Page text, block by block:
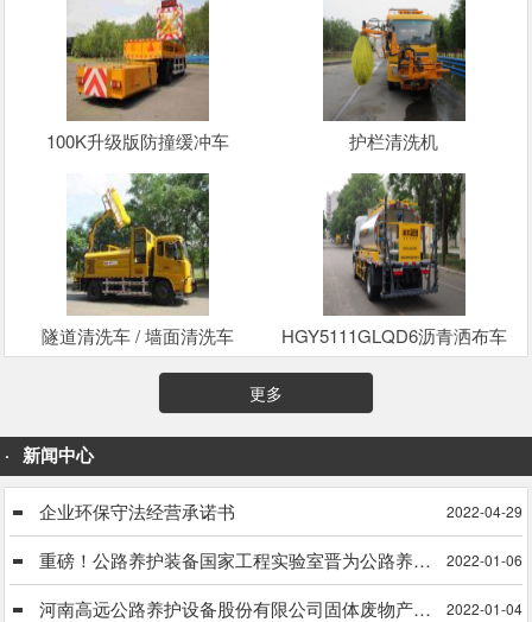
100K升级版防撞缓冲车 护栏清洗机
隧道清洗车 / 墙面清洗车 HGY5111GLQD6沥青洒布车
更多
新闻中心
企业环保守法经营承诺书 2022-04-29
重磅！公路养护装备国家工程实验室晋为公路养护装备国家工程研究中心 2022-01-06
河南高远公路养护设备股份有限公司固体废物产生单位信息公式 2022-01-04